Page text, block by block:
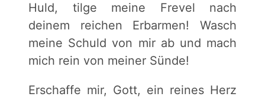
Huld, tilge meine Frevel nach
deinem reichen Erbarmen! Wasch
meine Schuld von mir ab und mach
mich rein von meiner Sünde!
Erschaffe mir, Gott, ein reines Herz